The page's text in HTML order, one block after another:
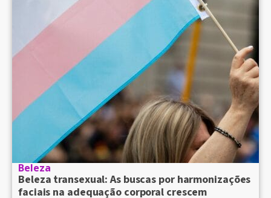
Beleza
Beleza transexual: As buscas por harmonizações
faciais na adequação corporal crescem